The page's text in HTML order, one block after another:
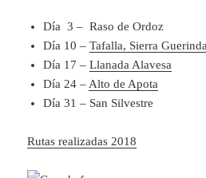
Día 3 – Raso de Ordoz
Día 10 –Tafalla, Sierra Guerinda
Día 17 –Llanada Alavesa
Día 24 – Alto de Apota
Día 31 – San Silvestre
Rutas realizadas 2018